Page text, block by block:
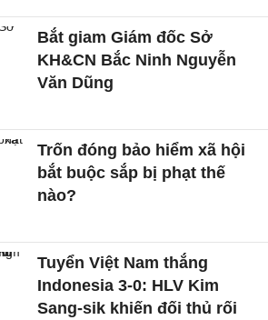
Bắt giam Giám đốc Sở
KH&CN Bắc Ninh Nguyễn
Văn Dũng
Trốn đóng bảo hiểm xã hội
bắt buộc sắp bị phạt thế
nào?
Tuyển Việt Nam thắng
Indonesia 3-0: HLV Kim
Sang-sik khiến đối thủ rối